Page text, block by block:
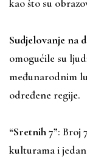
kao što su
Sudjelovanje na
omogućile su
međunarodnim
određene regije.
“Sretnih 7”: Broj
kulturama i